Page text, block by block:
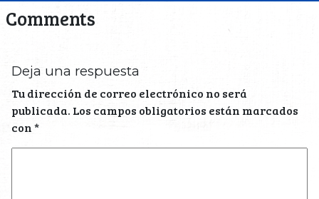
Comments
Deja una respuesta
Tu dirección de correo electrónico no será
publicada. Los campos obligatorios están marcados
con*